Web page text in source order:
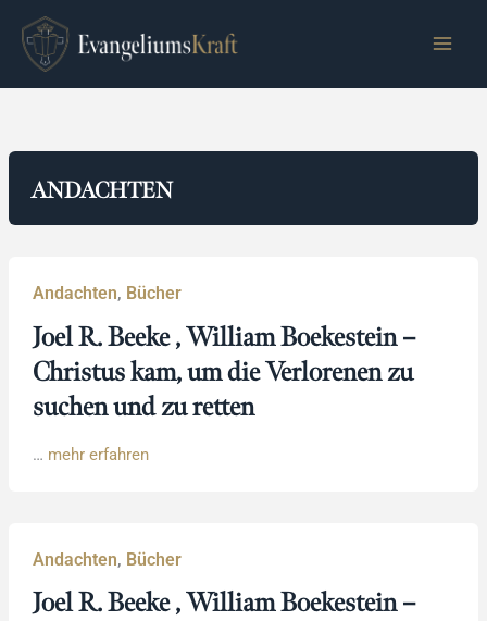
Inhalt
springen
ANDACHTEN
Andachten, Bücher
Joel R. Beeke , William Boekestein –
Christus kam, um die Verlorenen zu
suchen und zu retten
… mehr erfahren
Andachten, Bücher
Joel R. Beeke , William Boekestein –